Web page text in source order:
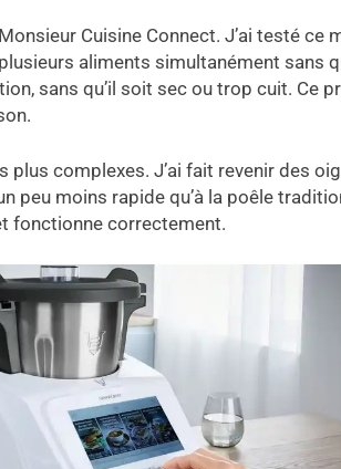
Cuisine Connect. J’ai testé
aliments simultanément sans
sans qu’il soit sec ou trop cuit. Ce
complexes. J’ai fait revenir des
peu moins rapide qu’à la poêle
fonctionne correctement.